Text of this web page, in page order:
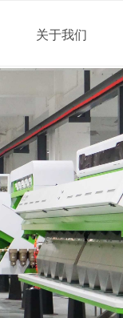
关于我们